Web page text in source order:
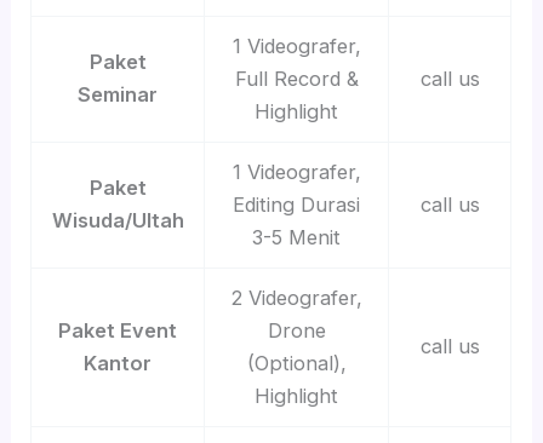
Paket
Seminar
1 Videografer,
Full Record &
Highlight
call us
Paket
Wisuda/Ultah
1 Videografer,
Editing Durasi
3-5 Menit
call us
Paket Event
Kantor
2 Videografer,
Drone
(Optional),
Highlight
call us